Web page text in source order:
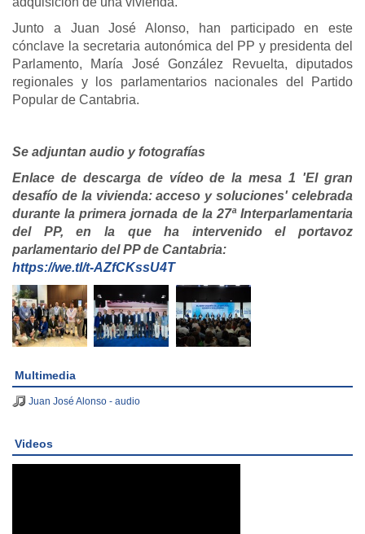
Junto a Juan José Alonso, han participado en este
cónclave la secretaria autonómica del PP y presidenta del
Parlamento, María José González Revuelta, diputados
regionales y los parlamentarios nacionales del Partido
Popular de Cantabria.
Se adjuntan audio y fotografías
Enlace de descarga de vídeo de la mesa 1 'El gran
desafío de la vivienda: acceso y soluciones' celebrada
durante la primera jornada de la 27ª Interparlamentaria
del PP, en la que ha intervenido el portavoz
parlamentario del PP de Cantabria:
https://we.tl/t-AZfCKssU4T
Multimedia
Juan José Alonso - audio
Videos